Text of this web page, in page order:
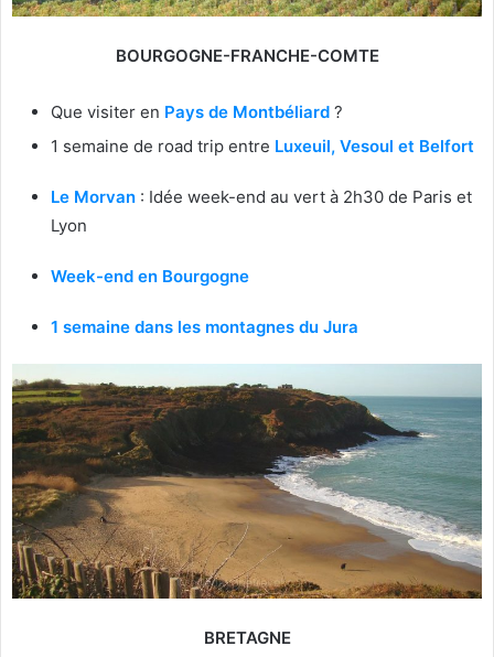
BOURGOGNE-FRANCHE-COMTE
Que visiter en Pays de Montbéliard ?
1 semaine de road trip entre Luxeuil, Vesoul et Belfort
Le Morvan : Idée week-end au vert à 2h30 de Paris et
Lyon
Week-end en Bourgogne
1 semaine dans les montagnes du Jura
BRETAGNE